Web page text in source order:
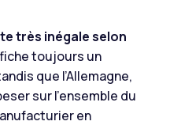
très inégale selon
toujours un
que l’Allemagne,
sur l’ensemble du
en